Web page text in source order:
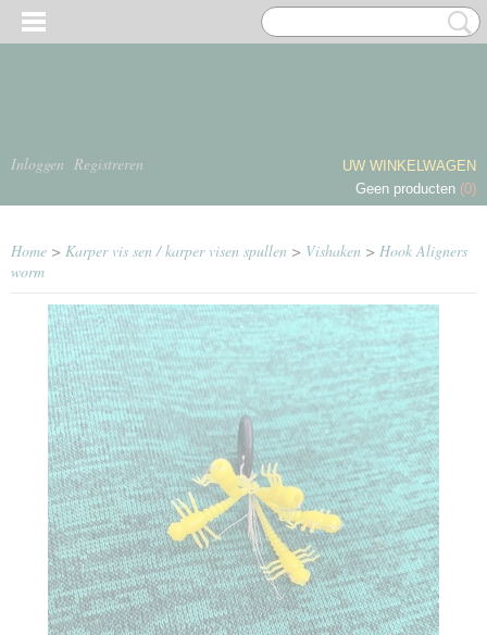
Inloggen Registreren
UW WINKELWAGEN
Geen producten (0)
Home > Karper vis sen / karper visen spullen > Vishaken > Hook Aligners
worm